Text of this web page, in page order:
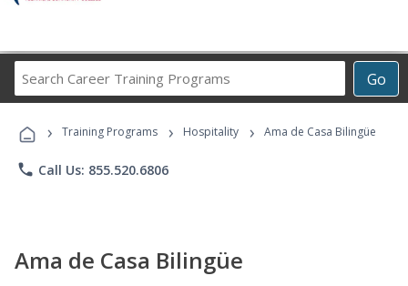
Go
Career
Programs
› Training Programs › Hospitality › Ama de Casa Bilingüe
phone Call Us: 855.520.6806
Ama de Casa Bilingüe